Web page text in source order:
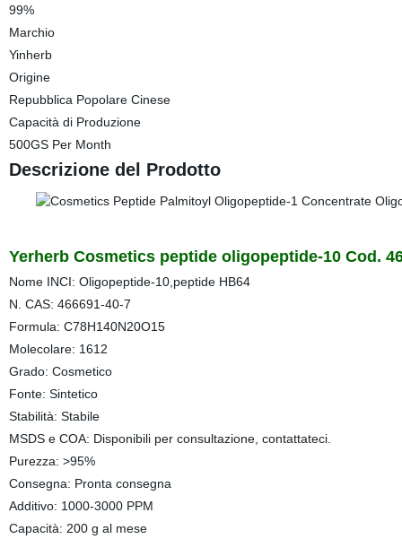
99%
Marchio
Yinherb
Origine
Repubblica Popolare Cinese
Capacità di Produzione
500GS Per Month
Descrizione del Prodotto
Yerherb Cosmetics peptide oligopeptide-10 Cod.
Nome INCI: Oligopeptide-10,peptide HB64
N. CAS: 466691-40-7
Formula: C78H140N20O15
Molecolare: 1612
Grado: Cosmetico
Fonte: Sintetico
Stabilità: Stabile
MSDS e COA: Disponibili per consultazione, contattateci.
Purezza: >95%
Consegna: Pronta consegna
Additivo: 1000-3000 PPM
Capacità: 200 g al mese